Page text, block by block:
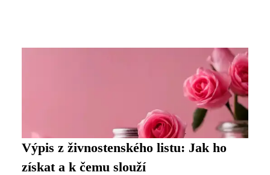
Výpis z živnostenského listu: Jak ho
získat a k čemu slouží